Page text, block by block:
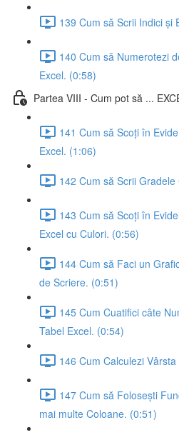
139 Cum să Scrii Indici și
140 Cum să Numerotezi
Excel. (0:58)
Partea VIII - Cum pot să ...
141 Cum să Scoți în
Excel. (1:06)
142 Cum să Scrii
143 Cum să Scoți în
Excel cu Culori. (0:56)
144 Cum să Faci un
de Scriere. (0:51)
145 Cum Cuatifici câte
Tabel Excel. (0:54)
146 Cum Calculezi
147 Cum să Folosești
mai multe Coloane. (0:51)